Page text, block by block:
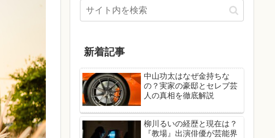
新着記事
中山功太はなぜ金持ちな
の？実家の豪邸とセレブ芸
人の真相を徹底解説
柳川るいの経歴と現在は？
『教場』出演俳優が芸能界